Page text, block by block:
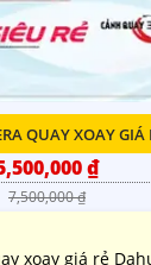
QUAY XOAY GIÁ
₫
7,500,000 ₫
xoay giá rẻ